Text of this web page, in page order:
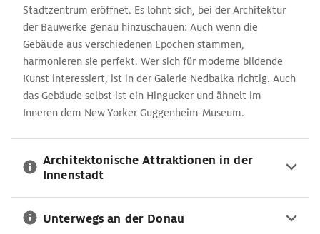
Stadtzentrum eröffnet. Es lohnt sich, bei der Architektur
der Bauwerke genau hinzuschauen: Auch wenn die
Gebäude aus verschiedenen Epochen stammen,
harmonieren sie perfekt. Wer sich für moderne bildende
Kunst interessiert, ist in der Galerie Nedbalka richtig. Auch
das Gebäude selbst ist ein Hingucker und ähnelt im
Inneren dem New Yorker Guggenheim-Museum.
Architektonische Attraktionen in der
Innenstadt
Unterwegs an der Donau